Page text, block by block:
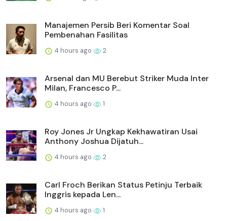
Manajemen Persib Beri Komentar Soal
Pembenahan Fasilitas
4 hours ago 2
Arsenal dan MU Berebut Striker Muda Inter
Milan, Francesco P...
4 hours ago 1
Roy Jones Jr Ungkap Kekhawatiran Usai
Anthony Joshua Dijatuh...
4 hours ago 2
Carl Froch Berikan Status Petinju Terbaik
Inggris kepada Len...
4 hours ago 1